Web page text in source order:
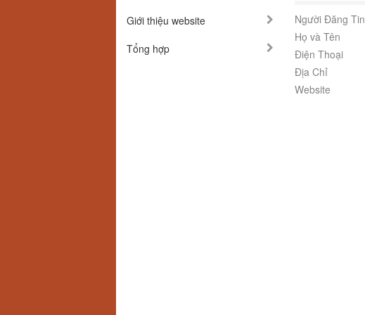
Giới thiệu website
Tổng hợp
Người Đăng Tin
Họ và Tên
Điện Thoại
Địa Chỉ
Website